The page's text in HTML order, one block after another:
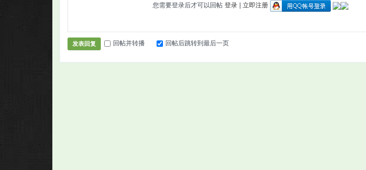
您需要登录后才可以回帖 登录 立即注册
发表回复 回帖并转播 回帖后跳转到最后一页